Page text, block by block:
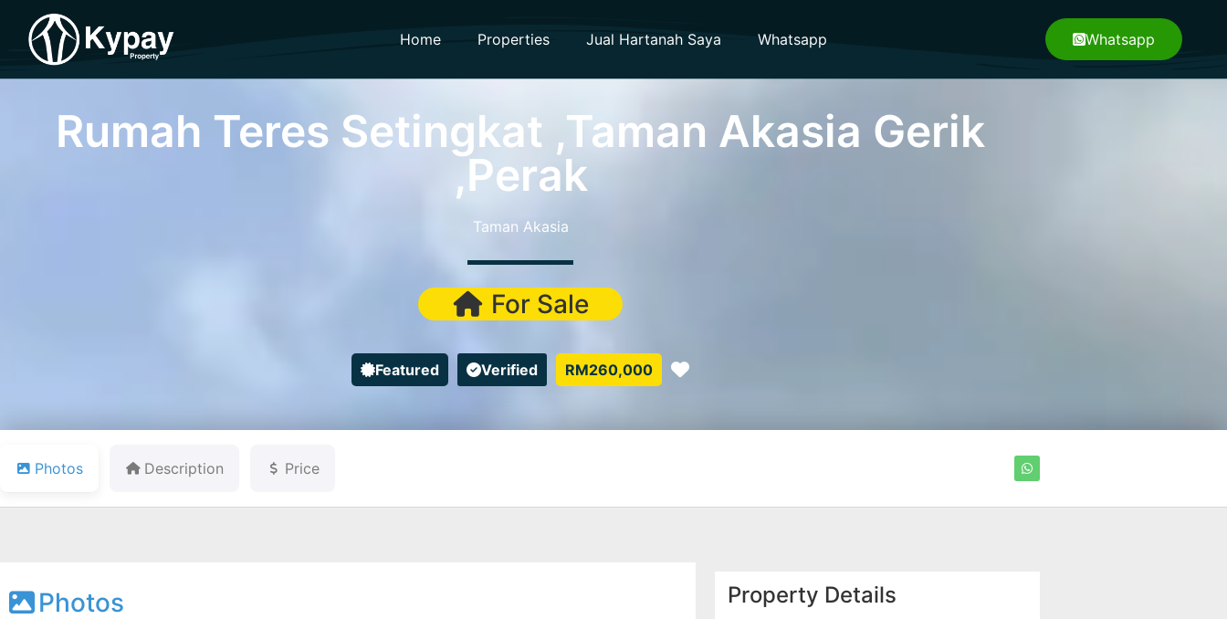
Home Properties Jual Hartanah Saya Whatsapp Whatsapp
Rumah Teres Setingkat ,Taman Akasia Gerik
,Perak
Taman Akasia
For Sale
Featured Verified RM260,000 Favorite
Photos Description Price
Photos Property Details